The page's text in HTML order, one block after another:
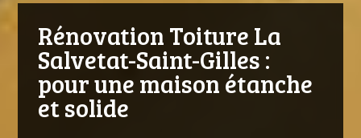
Rénovation Toiture La
Salvetat-Saint-Gilles :
pour une maison étanche
et solide